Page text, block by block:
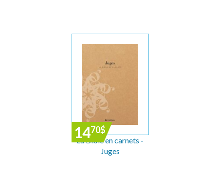
1470$
La Bible en carnets -
Juges